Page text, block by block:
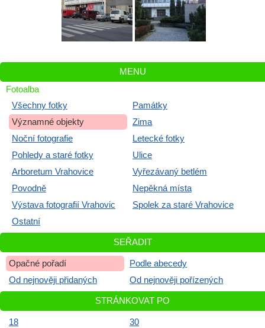
MENU
Fotoalba
Všechny fotky
Památky
Významné objekty
Zima
Noční fotografie
Letecké fotky
Pohledy a staré fotky
Ulice
Arboretum Vrahovice
Vyřezávaný betlém
Povodně
Nepěkná místa
Výstava fotografií Vrahovic
Spolek za staré Vrahovice
Ostatní
SEŘADIT
Opačné pořadí
Podle abecedy
Od nejnověji přidaných
Od nejnověji pořízených
STRÁNKOVAT PO
18 30